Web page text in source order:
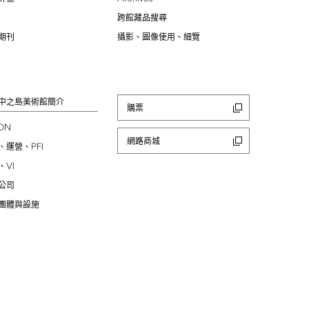
刊
跨館藏品搜尋
攝影、圖像使用、細覽
之島美術館簡介
運營、 PFI
VI
司
體與設施
購票
網路商城